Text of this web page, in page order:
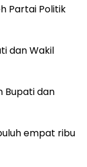
Partai Politik
dan Wakil
Bupati dan
empat ribu